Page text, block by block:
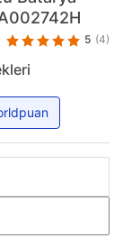
5 (4)